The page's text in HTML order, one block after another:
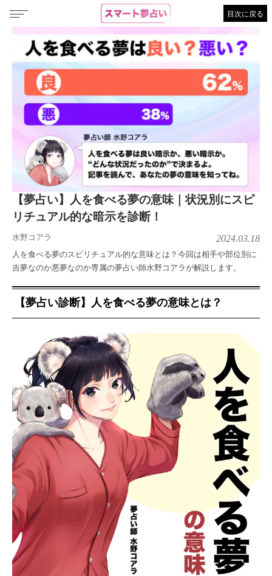
目次に戻る
【夢占い】人を食べる夢の意味｜状況別にスピ
リチュアル的な暗示を診断！
水野コアラ 2024.03.18
人を食べる夢のスピリチュアル的な意味とは？今回は相手や部位別に
吉夢なのか悪夢なのか専属の夢占い師水野コアラが解説します。
【夢占い診断】人を食べる夢の意味とは？